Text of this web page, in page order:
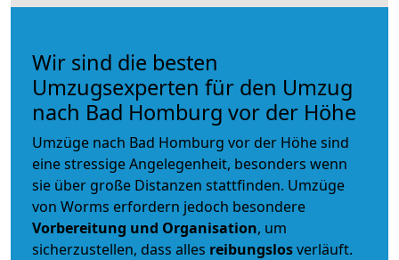
Wir sind die besten
Umzugsexperten für den Umzug
nach Bad Homburg vor der Höhe
Umzüge nach Bad Homburg vor der Höhe sind
eine stressige Angelegenheit, besonders wenn
sie über große Distanzen stattfinden. Umzüge
von Worms erfordern jedoch besondere
Vorbereitung und Organisation, um
sicherzustellen, dass alles reibungslosverläuft.